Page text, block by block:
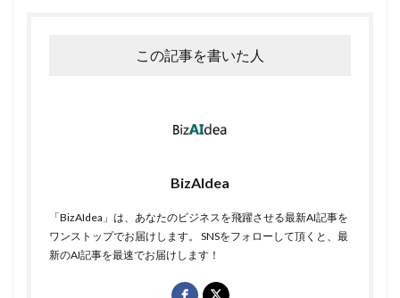
この記事を書いた人
BizAIdea
「BizAIdea」は、あなたのビジネスを飛躍させる最新AI記事を
ワンストップでお届けします。 SNSをフォローして頂くと、最
新のAI記事を最速でお届けします！